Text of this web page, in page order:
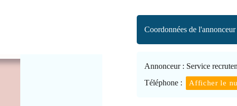
Coordonnées de l'annonceur
Annonceur : Service
Téléphone :
Afficher le